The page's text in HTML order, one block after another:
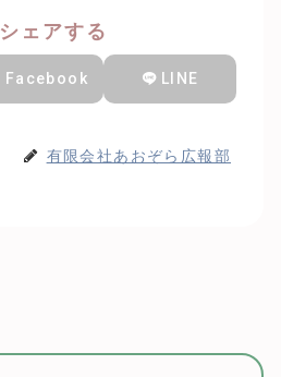
シェアする
Facebook LINE
有限会社あおぞら広報部